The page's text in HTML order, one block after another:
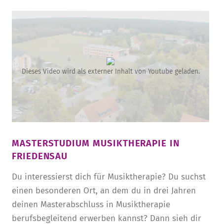
Dieses Video wird als externer Inhalt von Youtube geladen.
MASTERSTUDIUM MUSIKTHERAPIE IN
FRIEDENSAU
Du interessierst dich für Musiktherapie? Du suchst
einen besonderen Ort, an dem du in drei Jahren
deinen Masterabschluss in Musiktherapie
berufsbegleitend erwerben kannst? Dann sieh dir